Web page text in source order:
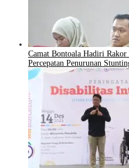
Camat Bontoala Hadiri
Percepatan Penurunan